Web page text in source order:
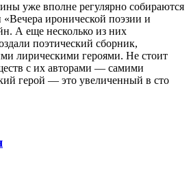
уже вполне регулярно собираются
«Вечера иронической поэзии и
А еще несколько из них
поэтический сборник,
лирическими героями. Не стоит
с их авторами — самими
герой — это увеличенный в сто